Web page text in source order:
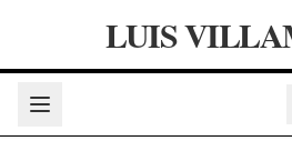
LUIS